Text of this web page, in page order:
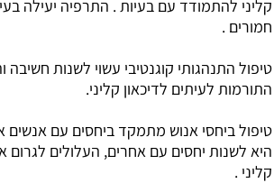
קליני להתמודד עם בעיות . התרפיה יעילה
חמורים .
טיפול התנהגותי קוגנטיבי עשוי לשנות חשיבה
התורמות לעיתים לדיכאון קליני.
טיפול ביחסי אנוש מתמקד ביחסים עם
היא לשנות יחסים עם אחרים, העלולים לגרום
קליני .